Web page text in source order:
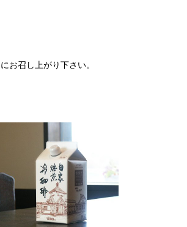
お召し上がり下さい。